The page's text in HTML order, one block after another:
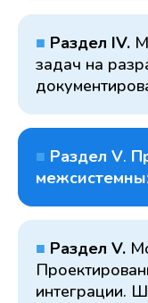
■ Раздел IV.
задач на
■ Раздел V.
■ Раздел V.
интеграции.